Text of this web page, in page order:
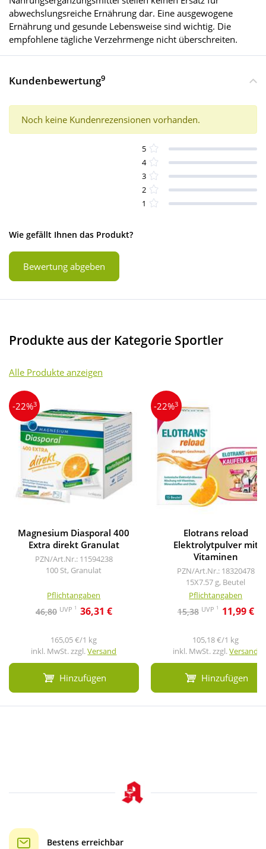
abwechslungsreiche Ernährung dar. Eine ausgewogene
Ernährung und gesunde Lebensweise sind wichtig. Die
empfohlene tägliche Verzehrmenge nicht überschreiten.
Kundenbewertung9
Noch keine Kundenrezensionen vorhanden.
5
4
3
2
1
Wie gefällt Ihnen das Produkt?
Bewertung abgeben
Produkte aus der Kategorie Sportler
Alle Produkte anzeigen
-22%3
Magnesium Diasporal 400
Extra direkt Granulat
PZN/Art.Nr.: 11594238
100 St, Granulat
Pflichtangaben
46,80 UVP 1 36,31 €
165,05 €/1 kg
inkl. MwSt. zzgl.Versand
Hinzufügen
-22%3
Elotrans reload
Elektrolytpulver mit
Vitaminen
PZN/Art.Nr.: 18320478
15X7.57 g, Beutel
Pflichtangaben
15,38 UVP 1 11,99 €
105,18 €/1 kg
inkl. MwSt. zzgl.Versand
Hinzufügen
Bestens erreichbar